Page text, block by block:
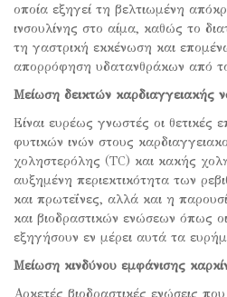
οποία εξηγεί τη βελτιωμένη
ινσουλίνης στο αίμα, καθώς το
τη γαστρική εκκένωση και
απορρόφηση υδατανθράκων από
Μείωση δεικτών καρδιαγγειακής
Είναι ευρέως γνωστές οι θετικές
φυτικών ινών στους
χοληστερόλης (TC) και κακής
αυξημένη περιεκτικότητα των
και πρωτεΐνες, αλλά και η
και βιοδραστικών ενώσεων όπως
εξηγήσουν εν μέρει αυτά τα
Μείωση κινδύνου εμφάνισης
Αρκετές βιοδραστικές ενώσεις